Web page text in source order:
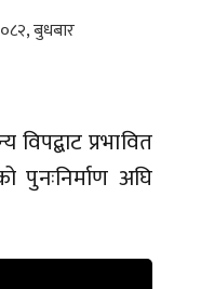
बुधबार
प्रभावित
पुनःनिर्माण अघि